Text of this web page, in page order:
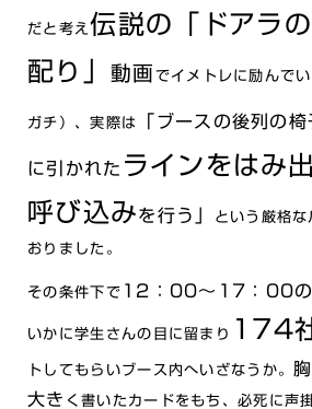
だと考え伝説の「ドアラ
配り」
動画 でイメトレに励んで
ガチ）、実際は 「ブースの後列の椅
に引かれた ラインをはみ
呼び込みを行う」 という厳格
おりました。
その条件下で 12：00～17：00
いかに学生さんの目に留まり 174
トしてもらいブース内へいざなうか。
大き く書いたカードをもち、必死に声